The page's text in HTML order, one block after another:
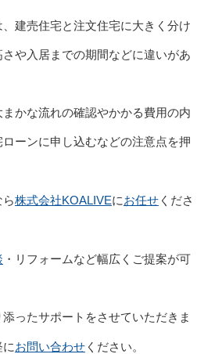
建売住宅と注文住宅に大きく分け
や入居までの期間などに違いがあ
かな流れの確認やかかる費用の内
ーンに申し込むなどの注意点を押
株式会社KOALIVEにお任せくださ
・リフォームなど幅広くご提案が可
ったサポートをさせていただきま
お問い合わせください。